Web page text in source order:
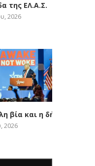
Η πολιτική και η
της ΕΛ.Α.Σ.
2026
βία και η δήθεν woke
2026